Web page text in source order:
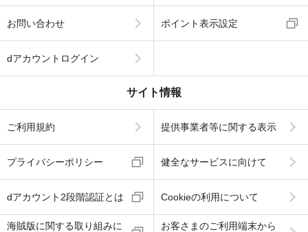
お問い合わせ ポイント表示設定
dアカウントログイン
サイト情報
ご利用規約 提供事業者等に関する表示
プライバシーポリシー 健全なサービスに向けて
dアカウント2段階認証とは Cookieの利用について
海賊版に関する取り組みに
お客さまのご利用端末から